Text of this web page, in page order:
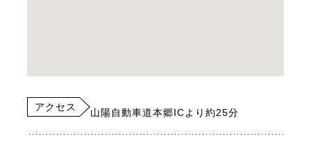
アクセス 山陽自動車道本郷ICより約25分